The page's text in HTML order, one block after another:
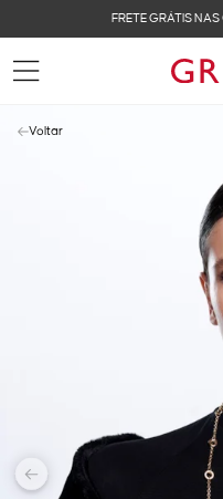
FRETE GRÁTIS
Voltar